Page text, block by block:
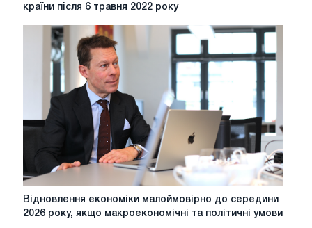
металобрухт
країни
травня
2022
року
країни після 6 травня 2022 року
Відновлення
економіки
Відновлення економіки малоймовірно до середини
2026 року, якщо макроекономічні та політичні умови